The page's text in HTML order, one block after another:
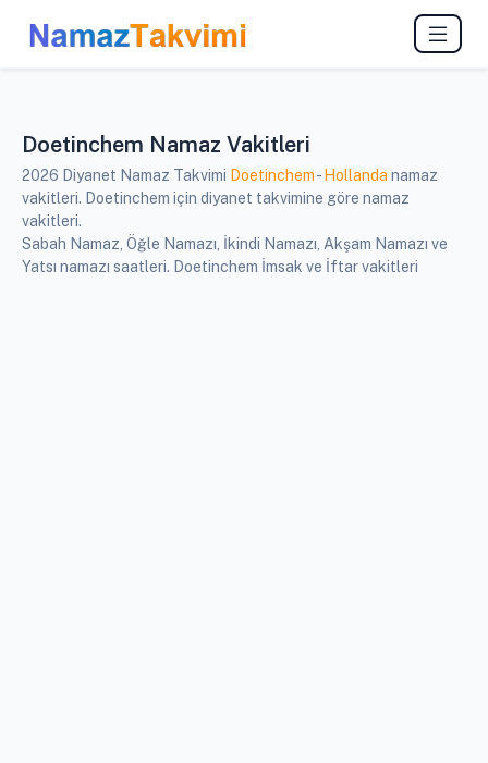
Doetinchem Namaz Vakitleri
2026 Diyanet Namaz Takvimi Doetinchem- Hollanda namaz
vakitleri. Doetinchem için diyanet takvimine göre namaz
vakitleri.
Sabah Namaz, Öğle Namazı, İkindi Namazı, Akşam Namazı ve
Yatsı namazı saatleri. Doetinchem İmsak ve İftar vakitleri